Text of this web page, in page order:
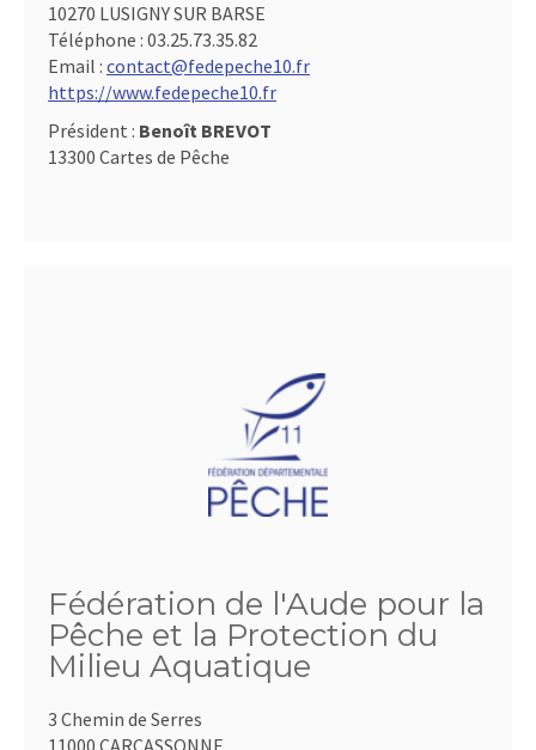
10270 LUSIGNY SUR BARSE
Téléphone : 03.25.73.35.82
Email : contact@fedepeche10.fr
https://www.fedepeche10.fr
Président : Benoît BREVOT
13300 Cartes de Pêche
Fédération de l'Aude pour la
Pêche et la Protection du
Milieu Aquatique
3 Chemin de Serres
11000 CARCASSONNE